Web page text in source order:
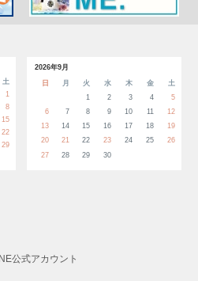
土
1
8
15
22
29
2026年9月
日
月 火 水 木 金
土
1
2 3 4
5
6
7 8 9 10 11
12
13
14 15 16 17 18
19
20
21 22 23 24 25
26
27
28 29 30
公式アカウント